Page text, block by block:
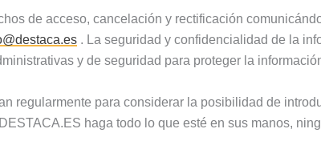
de acceso, cancelación y rectificación
. La seguridad y confidencialidad de la
y de seguridad para proteger la
regularmente para considerar la posibilidad de
haga todo lo que esté en sus manos,